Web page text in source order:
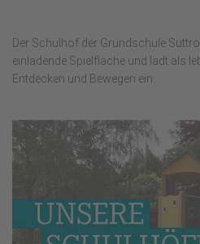
Der Schulhof der Grundschule
einladende Spielfläche und lädt als
Entdecken und Bewegen ein.